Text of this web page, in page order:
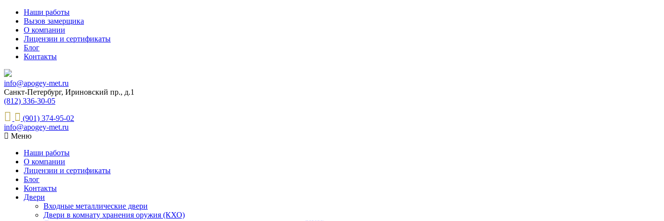
Наши работы
Вызов замерщика
О компании
Лицензии и сертификаты
Блог
Контакты
info@apogey-met.ru
Санкт-Петербург, Ириновский пр., д.1
(812) 336-30-05
(901) 374-95-02
info@apogey-met.ru
Меню
Наши работы
О компании
Лицензии и сертификаты
Блог
Контакты
Двери
Входные металлические двери
Двери в комнату хранения оружия (КХО)